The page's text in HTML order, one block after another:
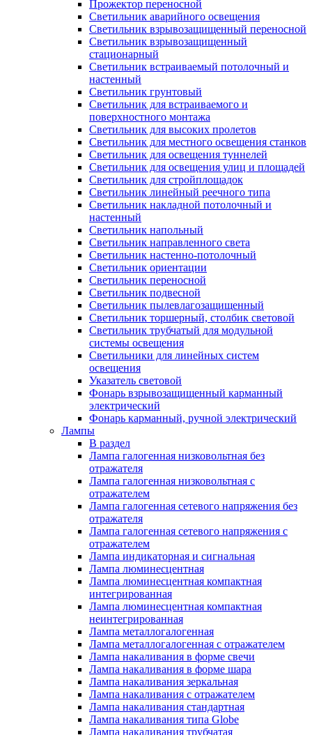
Прожектор переносной
Светильник аварийного освещения
Светильник взрывозащищенный переносной
Светильник взрывозащищенный
стационарный
Светильник встраиваемый потолочный и
настенный
Светильник грунтовый
Светильник для встраиваемого и
поверхностного монтажа
Светильник для высоких пролетов
Светильник для местного освещения станков
Светильник для освещения туннелей
Светильник для освещения улиц и площадей
Светильник для стройплощадок
Светильник линейный реечного типа
Светильник накладной потолочный и
настенный
Светильник напольный
Светильник направленного света
Светильник настенно-потолочный
Светильник ориентации
Светильник переносной
Светильник подвесной
Светильник пылевлагозащищенный
Светильник торшерный, столбик световой
Светильник трубчатый для модульной
системы освещения
Светильники для линейных систем
освещения
Указатель световой
Фонарь взрывозащищенный карманный
электрический
Фонарь карманный, ручной электрический
Лампы
В раздел
Лампа галогенная низковольтная без
отражателя
Лампа галогенная низковольтная с
отражателем
Лампа галогенная сетевого напряжения без
отражателя
Лампа галогенная сетевого напряжения с
отражателем
Лампа индикаторная и сигнальная
Лампа люминесцентная
Лампа люминесцентная компактная
интегрированная
Лампа люминесцентная компактная
неинтегрированная
Лампа металлогалогенная
Лампа металлогалогенная с отражателем
Лампа накаливания в форме свечи
Лампа накаливания в форме шара
Лампа накаливания зеркальная
Лампа накаливания с отражателем
Лампа накаливания стандартная
Лампа накаливания типа Globe
Лампа накаливания трубчатая